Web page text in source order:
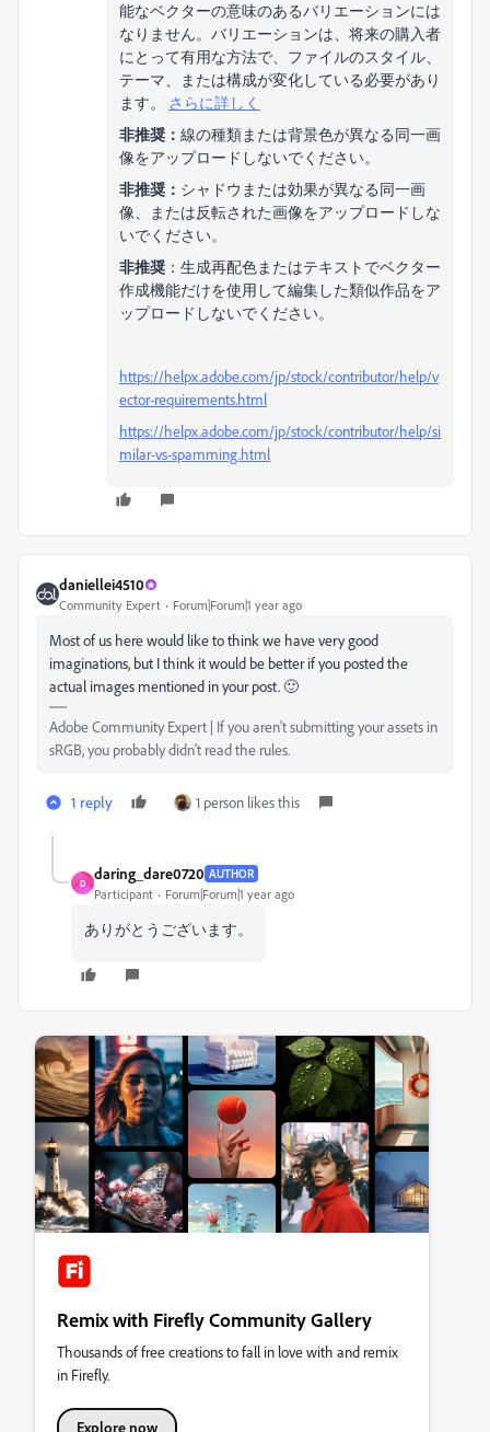
能なベクターの意味のあるバリエーションには
なりません。バリエーションは、将来の購入者
にとって有用な方法で、ファイルのスタイル、
テーマ、または構成が変化している必要があり
ます。
さらに詳しく
非推奨： 線の種類または背景色が異なる同一画
像をアップロードしないでください。
非推奨： シャドウまたは効果が異なる同一画
像、または反転された画像をアップロードしな
いでください。
非推奨 ：生成再配色またはテキストでベクター
作成機能だけを使用して編集した類似作品をア
ップロードしないでください。
https://helpx.adobe.com/jp/stock/contributor/help/v
ector-requirements.html
https://helpx.adobe.com/jp/stock/contributor/help/si
milar-vs-spamming.html
daniellei4510
Community Expert Forum|Forum|1 year ago
Most of us here would like to think we have very good
imaginations, but I think it would be better if you posted the
actual images mentioned in your post. 🙂
Adobe Community Expert | If you aren't submitting your assets in
sRGB, you probably didn't read the rules.
1 reply 1 person likes this
D
daring_dare0720 AUTHOR
Participant Forum|Forum|1 year ago
ありがとうございます。
Remix with Firefly Community Gallery
Thousands of free creations to fall in love with and remix
in Firefly.
Explore now